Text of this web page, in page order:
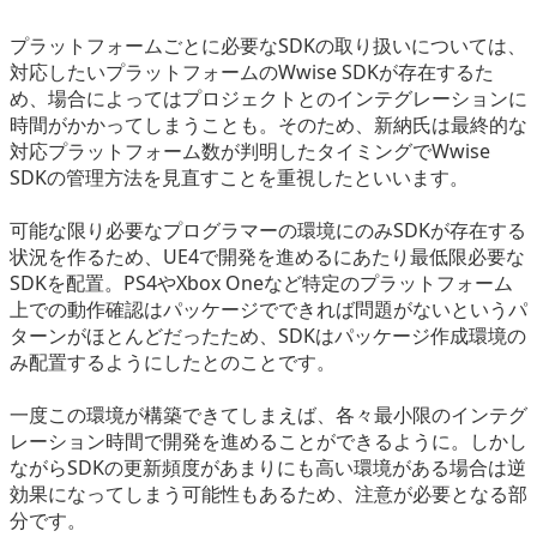
プラットフォームごとに必要なSDKの取り扱いについては、
対応したいプラットフォームのWwise SDKが存在するた
め、場合によってはプロジェクトとのインテグレーションに
時間がかかってしまうことも。そのため、新納氏は最終的な
対応プラットフォーム数が判明したタイミングでWwise
SDKの管理方法を見直すことを重視したといいます。
可能な限り必要なプログラマーの環境にのみSDKが存在する
状況を作るため、UE4で開発を進めるにあたり最低限必要な
SDKを配置。PS4やXbox Oneなど特定のプラットフォーム
上での動作確認はパッケージでできれば問題がないというパ
ターンがほとんどだったため、SDKはパッケージ作成環境の
み配置するようにしたとのことです。
一度この環境が構築できてしまえば、各々最小限のインテグ
レーション時間で開発を進めることができるように。しかし
ながらSDKの更新頻度があまりにも高い環境がある場合は逆
効果になってしまう可能性もあるため、注意が必要となる部
分です。